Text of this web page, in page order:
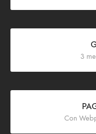
3
Con